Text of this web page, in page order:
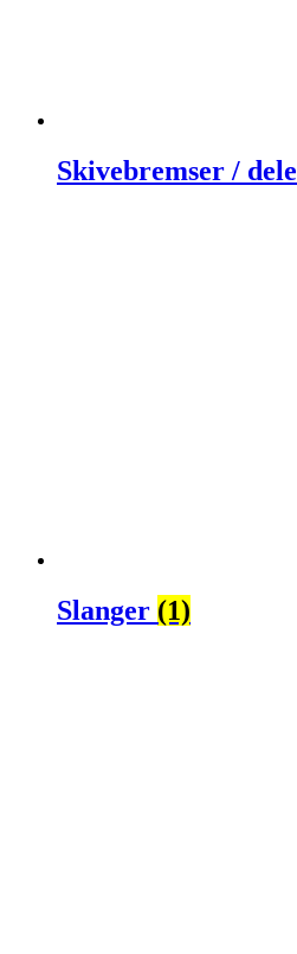
Skivebremser / dele
Slanger (1)